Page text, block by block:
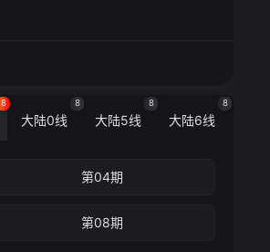
8
大陆0线
8
大陆5线
8
大陆6线
8
第04期
第08期